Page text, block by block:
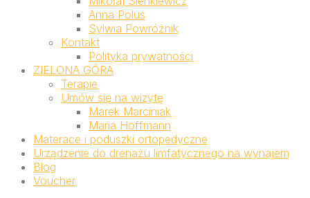
Anna Polus
Sylwia Powróżnik
Kontakt
Polityka prywatności
ZIELONA GÓRA
Terapie
Umów się na wizytę
Marek Marciniak
Maria Hoffmann
Materace i poduszki ortopedyczne
Urządzenie do drenażu limfatycznego na wynajem
Blog
Voucher